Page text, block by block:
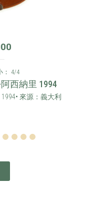
： 4/4
西納里 1994
• 來源：義大利
12